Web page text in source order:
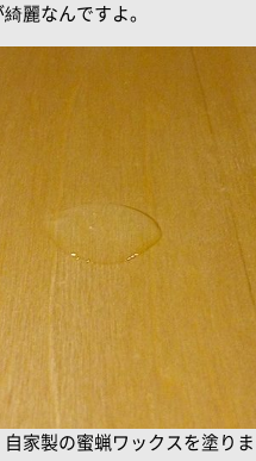
麗なんですよ。
家製の蜜蝋ワックスを塗り